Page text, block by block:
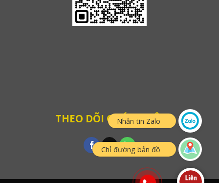
THEO DÕI CHÚNG TÔI